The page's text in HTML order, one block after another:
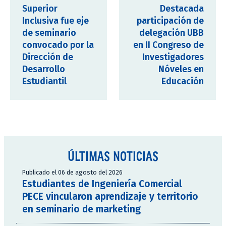
Superior
Inclusiva fue eje
de seminario
convocado por la
Dirección de
Desarrollo
Estudiantil
Destacada
participación de
delegación UBB
en II Congreso de
Investigadores
Nóveles en
Educación
ÚLTIMAS NOTICIAS
Publicado el 06 de agosto del 2026
Estudiantes de Ingeniería Comercial
PECE vincularon aprendizaje y territorio
en seminario de marketing